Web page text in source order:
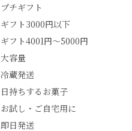
景、もっと知られてほ
しい！ 🍋締めは「みず
話題のレモンわらび餅
と、夏季限定・竹筒入
り水ようかん「清竹」
んな大満足の笑顔😋 さ
らに日高さんから、な
かの邸の珈琲パックと
プチギフト
ギフト3000円以下
ギフト4001円～5000円
大容量
冷蔵発送
日持ちするお菓子
お試し・ご自宅用に
即日発送